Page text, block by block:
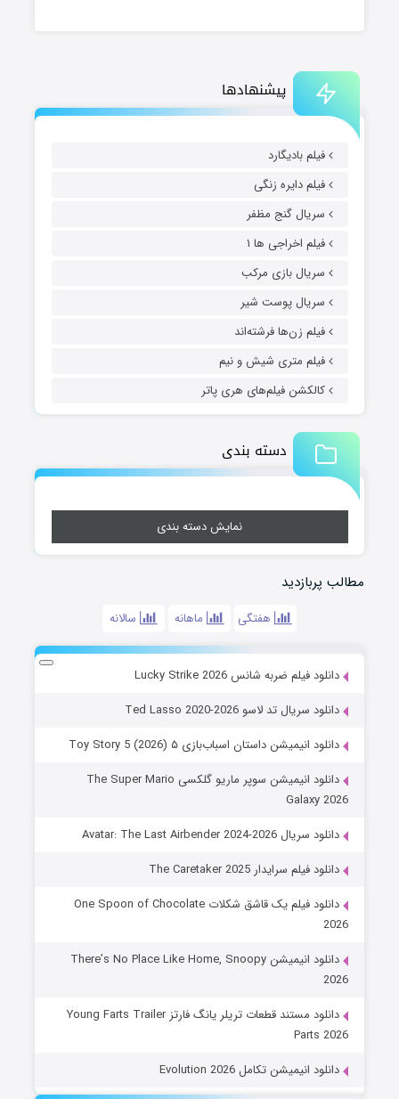
پیشنهادها
فیلم بادیگارد
فیلم دایره زنگی
سریال گنج مظفر
فیلم اخراجی ها ۱
سریال بازی مرکب
سریال پوست شیر
فیلم زن‌ها فرشته‌اند
فیلم متری شیش و نیم
کالکشن فیلم‌های هری پاتر
دسته بندی
نمایش دسته بندی
مطالب پربازدید
هفتگی ماهانه سالانه
دانلود فیلم ضربه شانس Lucky Strike 2026
دانلود سریال تد لاسو Ted Lasso 2020-2026
دانلود انیمیشن داستان اسباب‌بازی ۵ Toy Story 5 (2026)
دانلود انیمیشن سوپر ماریو گلکسی The Super Mario
Galaxy 2026
دانلود سریال Avatar: The Last Airbender 2024-2026
دانلود فیلم سرایدار The Caretaker 2025
دانلود فیلم یک قاشق شکلات One Spoon of Chocolate
2026
دانلود انیمیشن There’s No Place Like Home, Snoopy
2026
دانلود مستند قطعات تریلر یانگ فارتز Young Farts Trailer
Parts 2026
دانلود انیمیشن تکامل Evolution 2026